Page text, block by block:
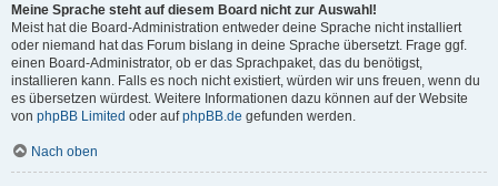
Meine Sprache steht auf diesem Board nicht zur Auswahl!
Meist hat die Board-Administration entweder deine Sprache nicht installiert
oder niemand hat das Forum bislang in deine Sprache übersetzt. Frage ggf.
einen Board-Administrator, ob er das Sprachpaket, das du benötigst,
installieren kann. Falls es noch nicht existiert, würden wir uns freuen, wenn du
es übersetzen würdest. Weitere Informationen dazu können auf der Website
von phpBB Limited oder aufphpBB.de gefunden werden.
Nach oben